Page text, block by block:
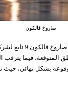
صاروخ فالكون
يُعتقد أن جزءاً ضخماً
فيما يترقب
بشكل نهائي، حيث